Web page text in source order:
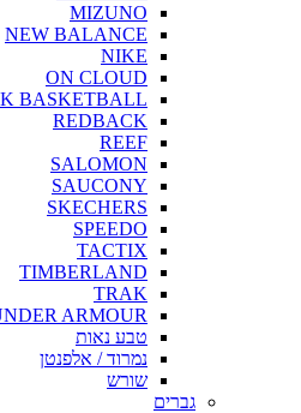
MIZUNO
NEW BALANCE
NIKE
ON CLOUD
BASKETBALL
REDBACK
REEF
SALOMON
SAUCONY
SKECHERS
SPEEDO
TACTIX
TIMBERLAND
TRAK
ARMOUR
טבע נאות
נמרוד / אלפנטן
שורש
גברים